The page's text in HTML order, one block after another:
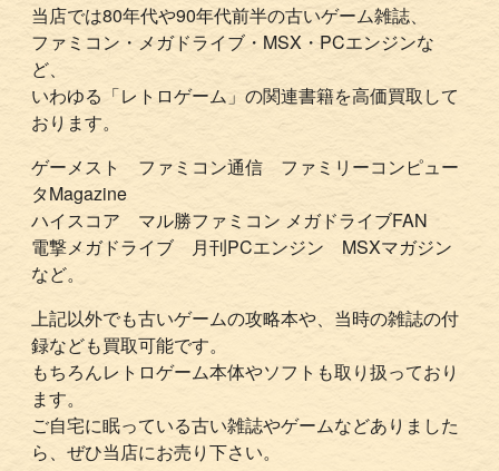
当店では80年代や90年代前半の古いゲーム雑誌、
ファミコン・メガドライブ・MSX・PCエンジンな
ど、
いわゆる「レトロゲーム」の関連書籍を高価買取して
おります。
ゲーメスト ファミコン通信 ファミリーコンピュー
タMagazine
ハイスコア マル勝ファミコン メガドライブFAN
電撃メガドライブ 月刊PCエンジン MSXマガジン
など。
上記以外でも古いゲームの攻略本や、当時の雑誌の付
録なども買取可能です。
もちろんレトロゲーム本体やソフトも取り扱っており
ます。
ご自宅に眠っている古い雑誌やゲームなどありました
ら、ぜひ当店にお売り下さい。